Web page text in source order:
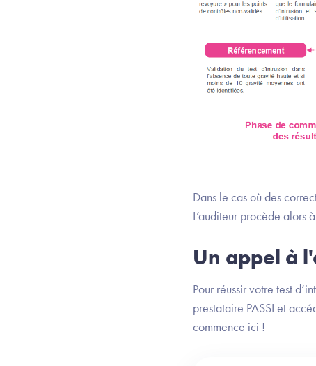
Dans le cas où des
L’auditeur procède alors
Un appel à
Pour réussir votre test
prestataire PASSI et
commence ici !